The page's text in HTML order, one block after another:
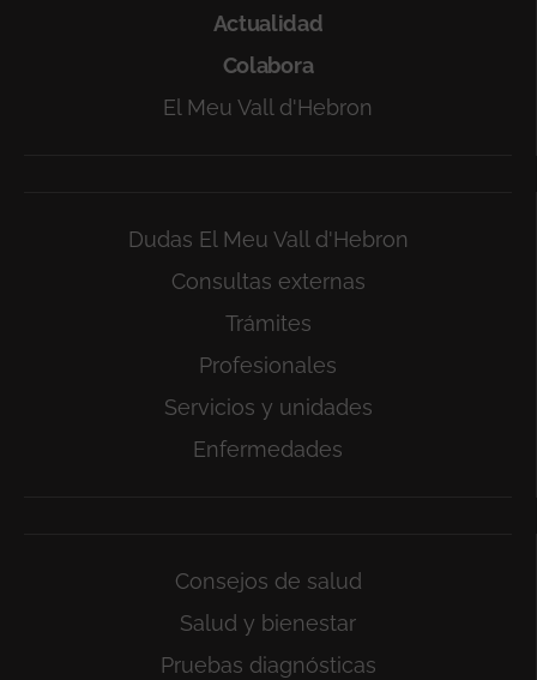
Actualidad
Colabora
El Meu Vall d'Hebron
Dudas El Meu Vall d'Hebron
Consultas externas
Trámites
Profesionales
Servicios y unidades
Enfermedades
Consejos de salud
Salud y bienestar
Pruebas diagnósticas